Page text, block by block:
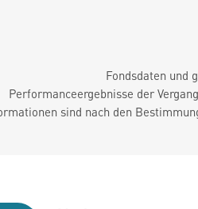
Fondsdaten und
Performanceergebnisse der
sind nach den